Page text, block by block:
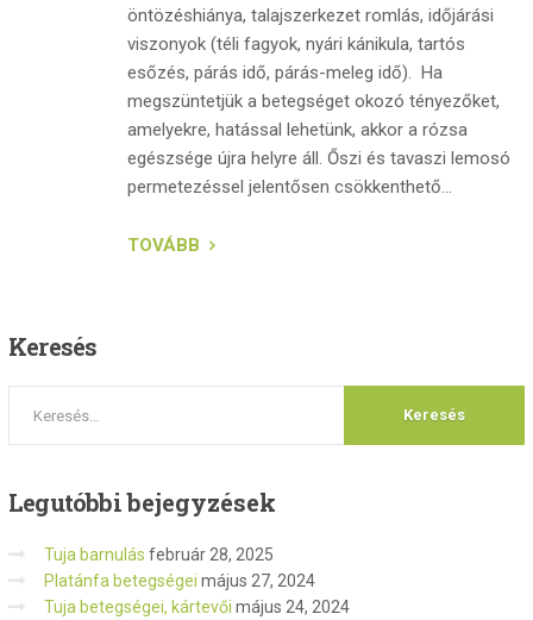
öntözéshiánya, talajszerkezet romlás, időjárási
viszonyok (téli fagyok, nyári kánikula, tartós
esőzés, párás idő, párás-meleg idő). Ha
megszüntetjük a betegséget okozó tényezőket,
amelyekre, hatással lehetünk, akkor a rózsa
egészsége újra helyre áll. Őszi és tavaszi lemosó
permetezéssel jelentősen csökkenthető...
TOVÁBB
Keresés
Legutóbbibejegyzések
Tuja barnulás február 28, 2025
Platánfa betegségei május 27, 2024
Tuja betegségei, kártevői május 24, 2024